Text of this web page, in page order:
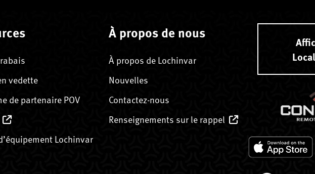
vedette
de partenaire POV
Lochinvar
À propos de nous
À propos de Lochinvar
Nouvelles
Contactez-nous
Renseignements sur le rappel